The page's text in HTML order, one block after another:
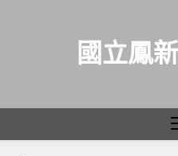
國立鳳